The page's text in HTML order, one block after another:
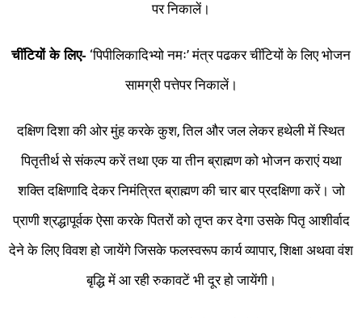
पर निकालें।
चींटियों के लिए- ‘पिपीलिकादिभ्यो नमः’ मंत्र पढकर चींटियों के लिए भोजन
सामग्री पत्तेपर निकालें।
दक्षिण दिशा की ओर मुंह करके कुश, तिल और जल लेकर हथेली में स्थित
पितृतीर्थ से संकल्प करें तथा एक या तीन ब्राह्मण को भोजन कराएं यथा
शक्ति दक्षिणादि देकर निमंत्रित ब्राह्मण की चार बार प्रदक्षिणा करें। जो
प्राणी श्रद्धापूर्वक ऐसा करके पितरों को तृप्त कर देगा उसके पितृ आशीर्वाद
देने के लिए विवश हो जायेंगे जिसके फलस्वरूप कार्य व्यापार, शिक्षा अथवा वंश
बृद्धि में आ रही रुकावटें भी दूर हो जायेंगी।